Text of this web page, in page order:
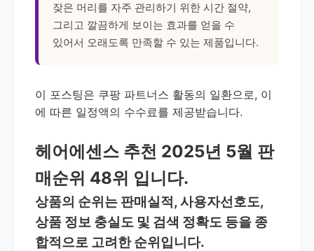
잦은 머리를 자주 관리하기 위한 시간 절약,
그리고 깔끔하게 보이는 효과를 얻을 수
있어서 오래도록 만족할 수 있는 제품입니다.
이 포스팅은 쿠팡 파트너스 활동의 일환으로, 이
에 따른 일정액의 수수료를 제공받습니다.
헤어에센스 추천 2025년 5월 판
매순위 48위 입니다.
상품의 순위는 판매실적, 사용자선호도,
상품 정보 충실도 및 검색 정확도 등을 종
합적으로 고려한 순위입니다.